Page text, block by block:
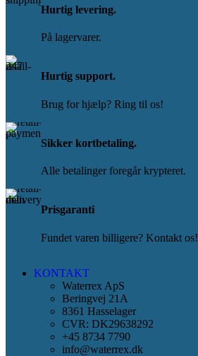
Hurtig levering.
På lagervarer.
Hurtig support.
Brug for hjælp? Ring til os!
Sikker kortbetaling.
Alle betalinger foregår krypteret.
Prisgaranti
Fundet varen billigere? Kontakt os!
KONTAKT
Waterrex ApS
Beringvej 21A
8361 Hasselager
CVR: DK29638292
+45 8734 7790
info@waterrex.dk